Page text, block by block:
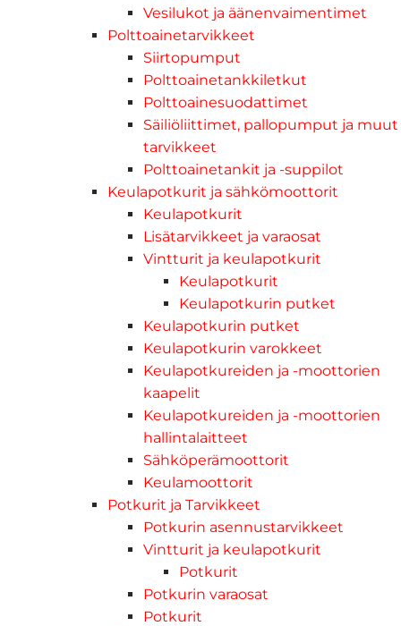
Vesilukot ja äänenvaimentimet
Polttoainetarvikkeet
Siirtopumput
Polttoainetankkiletkut
Polttoainesuodattimet
Säiliöliittimet, pallopumput ja muut
tarvikkeet
Polttoainetankit ja -suppilot
Keulapotkurit ja sähkömoottorit
Keulapotkurit
Lisätarvikkeet ja varaosat
Vintturit ja keulapotkurit
Keulapotkurit
Keulapotkurin putket
Keulapotkurin putket
Keulapotkurin varokkeet
Keulapotkureiden ja -moottorien
kaapelit
Keulapotkureiden ja -moottorien
hallintalaitteet
Sähköperämoottorit
Keulamoottorit
Potkurit ja Tarvikkeet
Potkurin asennustarvikkeet
Vintturit ja keulapotkurit
Potkurit
Potkurin varaosat
Potkurit